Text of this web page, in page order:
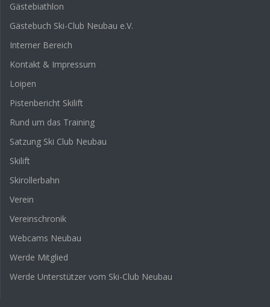
Gästebiathlon
Gästebuch Ski-Club Neubau e.V.
Interner Bereich
Kontakt & Impressum
Loipen
Pistenbericht Skilift
Rund um das Training
Satzung Ski Club Neubau
Skilift
Skirollerbahn
Verein
Vereinschronik
Webcams Neubau
Werde Mitglied
Werde Unterstützer vom Ski-Club Neubau